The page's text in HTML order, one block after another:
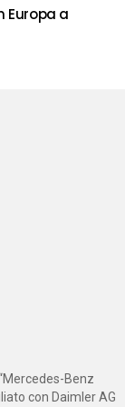
Europa a
Benz
con Daimler AG